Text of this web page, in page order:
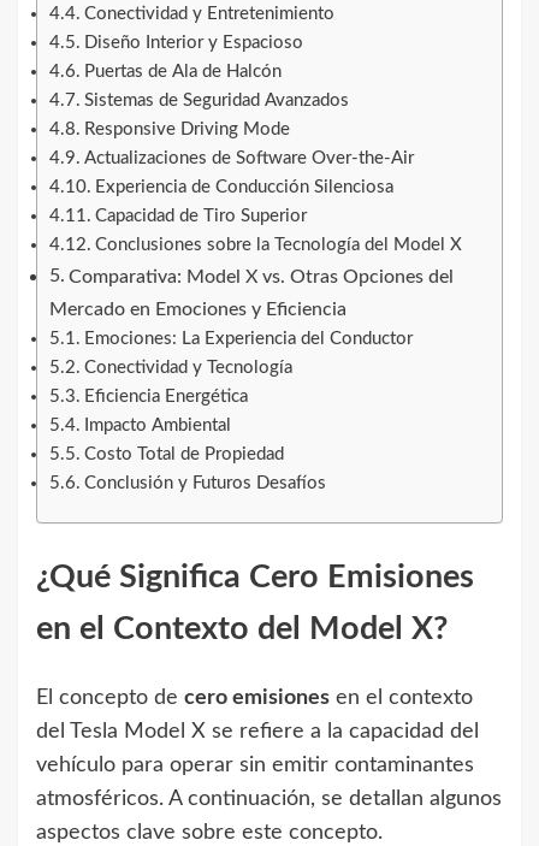
Conectividad y Entretenimiento
Diseño Interior y Espacioso
Puertas de Ala de Halcón
Sistemas de Seguridad Avanzados
Responsive Driving Mode
Actualizaciones de Software Over-the-Air
Experiencia de Conducción Silenciosa
Capacidad de Tiro Superior
Conclusiones sobre la Tecnología del Model X
Comparativa: Model X vs. Otras Opciones del
Mercado en Emociones y Eficiencia
Emociones: La Experiencia del Conductor
Conectividad y Tecnología
Eficiencia Energética
Impacto Ambiental
Costo Total de Propiedad
Conclusión y Futuros Desafíos
¿Qué Significa Cero Emisiones
en el Contexto del Model X?
El concepto de cero emisiones en el contexto
del Tesla Model X se refiere a la capacidad del
vehículo para operar sin emitir contaminantes
atmosféricos. A continuación, se detallan algunos
aspectos clave sobre este concepto.